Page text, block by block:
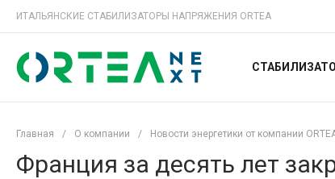
ИТАЛЬЯНСКИЕ СТАБИЛИЗАТОРЫ НАПРЯЖЕНИЯ ORTEA
Главная / О компании / Новости энергетики от компании
Франция за десять лет